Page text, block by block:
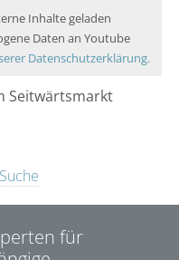
Inhalte geladen
Daten an Youtube
Datenschutzerklärung.
Seitwärtsmarkt
für